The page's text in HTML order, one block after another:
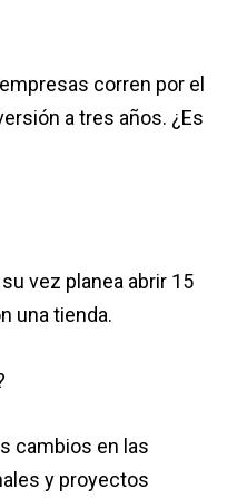
corren por el
a tres años. ¿Es
vez planea abrir 15
una tienda.
cambios en las
y proyectos